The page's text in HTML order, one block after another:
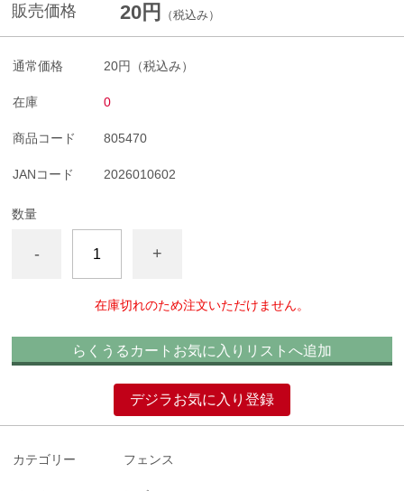
販売価格 20円 （税込み）
通常価格 20円 （税込み）
在庫 0
商品コード 805470
JANコード 2026010602
数量
- +
在庫切れのため注文いただけません。
らくうるカートお気に入りリストへ追加
デジラお気に入り登録
カテゴリー フェンス